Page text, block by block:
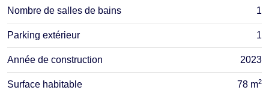
Nombre de salles de bains 1
Parking extérieur 1
Année de construction 2023
Surface habitable 78 m2